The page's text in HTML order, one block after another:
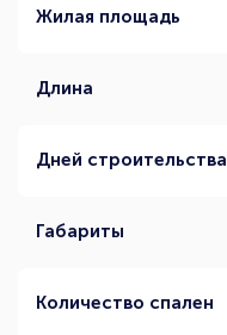
Жилая площадь
Длина
Дней строительства
Габариты
Количество спален